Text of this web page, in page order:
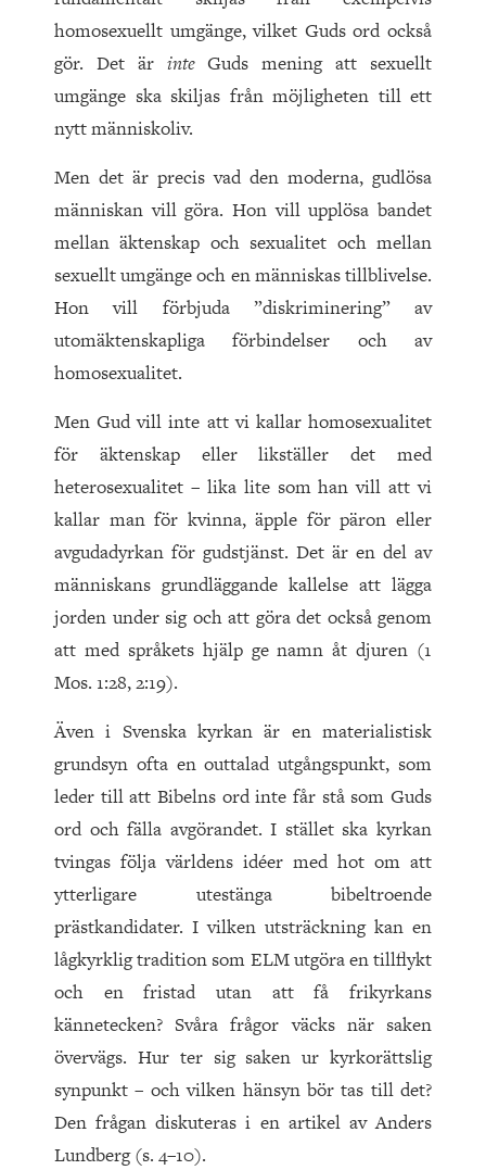
homosexuellt umgänge, vilket Guds ord också
gör. Det är inteGuds mening att sexuellt
umgänge ska skiljas från möjligheten till ett
nytt människoliv.
Men det är precis vad den moderna, gudlösa
människan vill göra. Hon vill upplösa bandet
mellan äktenskap och sexualitet och mellan
sexuellt umgänge och en människas tillblivelse.
Hon vill förbjuda ”diskriminering” av
utomäktenskapliga förbindelser och av
homosexualitet.
Men Gud vill inte att vi kallar homosexualitet
för äktenskap eller likställer det med
heterosexualitet – lika lite som han vill att vi
kallar man för kvinna, äpple för päron eller
avgudadyrkan för gudstjänst. Det är en del av
människans grundläggande kallelse att lägga
jorden under sig och att göra det också genom
att med språkets hjälp ge namn åt djuren (1
Mos. 1:28, 2:19).
Även i Svenska kyrkan är en materialistisk
grundsyn ofta en outtalad utgångspunkt, som
leder till att Bibelns ord inte får stå som Guds
ord och fälla avgörandet. I stället ska kyrkan
tvingas följa världens idéer med hot om att
ytterligare utestänga bibeltroende
prästkandidater. I vilken utsträckning kan en
lågkyrklig tradition som ELM utgöra en tillflykt
och en fristad utan att få frikyrkans
kännetecken? Svåra frågor väcks när saken
övervägs. Hur ter sig saken ur kyrkorättslig
synpunkt – och vilken hänsyn bör tas till det?
Den frågan diskuteras i en artikel av Anders
Lundberg (s. 4–10).